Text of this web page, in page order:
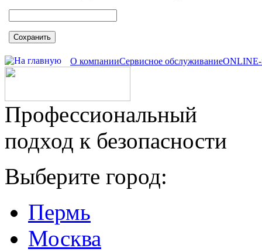
Сохранить
О компанииСервисное обслуживаниеONLINE-
Профессиональный
подход к безопасности
Выберите город:
Пермь
Москва